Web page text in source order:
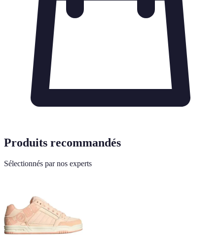
Produits recommandés
Sélectionnés par nos experts